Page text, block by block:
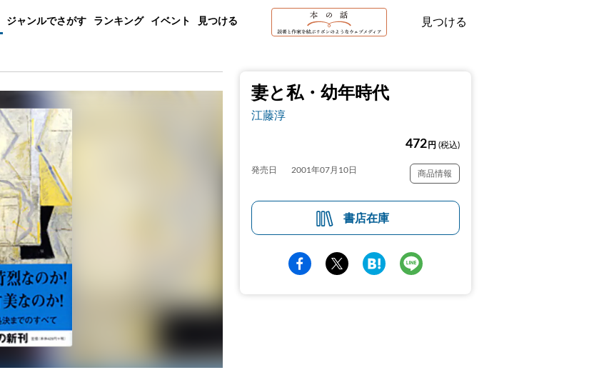
ジャンルでさがす ランキング イベント 見つける 見つける
妻と私・幼年時代
江藤淳
472 円 (税込)
発売日 2001年07月10日 商品情報
書店在庫